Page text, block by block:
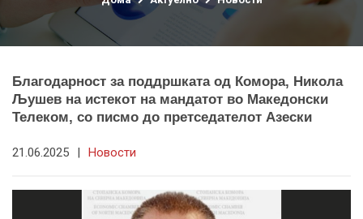
Благодарност за поддршката од Комора, Никола
Љушев на истекот на мандатот во Македонски
Телеком, со писмо до претседателот Азески
21.06.2025 | Новости